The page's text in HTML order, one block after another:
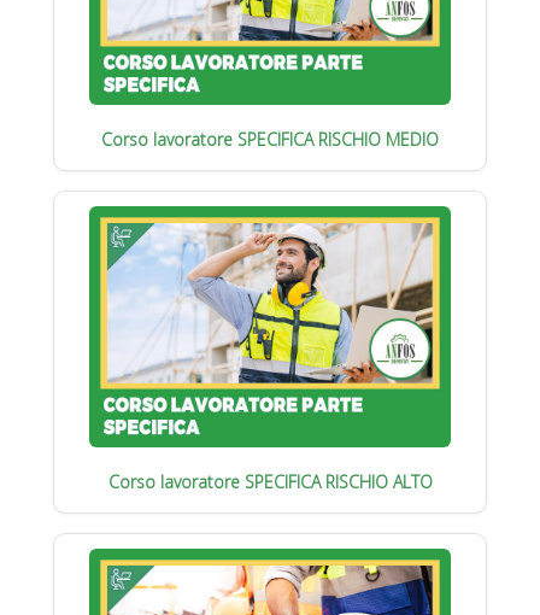
Corso lavoratore SPECIFICA RISCHIO MEDIO
Corso lavoratore SPECIFICA RISCHIO ALTO